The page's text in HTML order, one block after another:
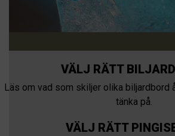
VÄLJ RÄTT
Läs om vad som skiljer olika biljardbord
tänka på.
VÄLJ RÄTT